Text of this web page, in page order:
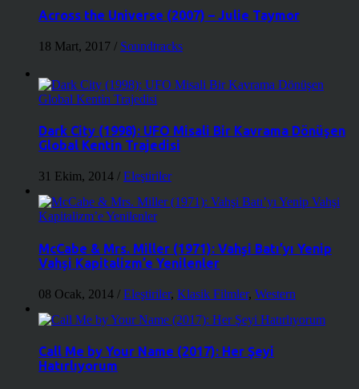
Across the Universe (2007) – Julie Taymor
18 Mart, 2017 / Soundtracks
Dark City (1998): UFO Misali Bir Kavrama Dönüşen
Global Kentin Trajedisi
31 Ekim, 2014 / Eleştiriler
McCabe & Mrs. Miller (1971): Vahşi Batı’yı Yenip
Vahşi Kapitalizm’e Yenilenler
08 Ocak, 2014 / Eleştiriler, Klasik Filmler, Western
Call Me by Your Name (2017): Her Şeyi
Hatırlıyorum